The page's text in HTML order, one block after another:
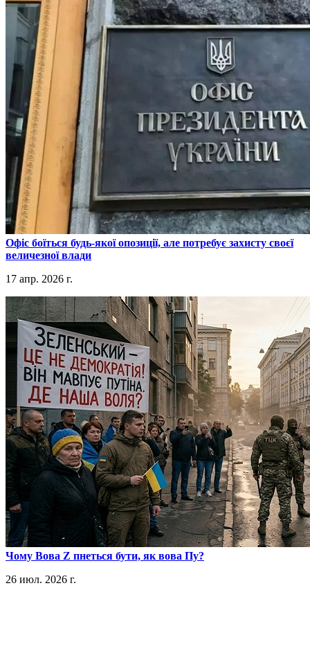
​Офіс боїться будь-якої опозиції, але потребує захисту своєї
величезної влади
17 апр. 2026 г.
​Чому Вова Z пнеться бути, як вова Пу?
26 июл. 2026 г.